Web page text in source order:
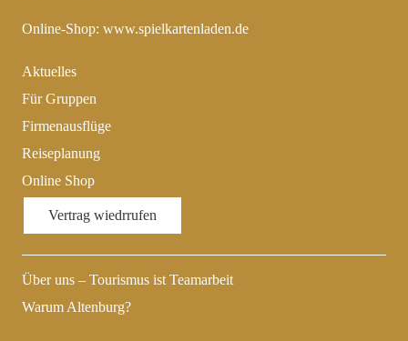
Online-Shop: www.spielkartenladen.de
Aktuelles
Für Gruppen
Firmenausflüge
Reiseplanung
Online Shop
Vertrag wiedrrufen
Über uns – Tourismus ist Teamarbeit
Warum Altenburg?